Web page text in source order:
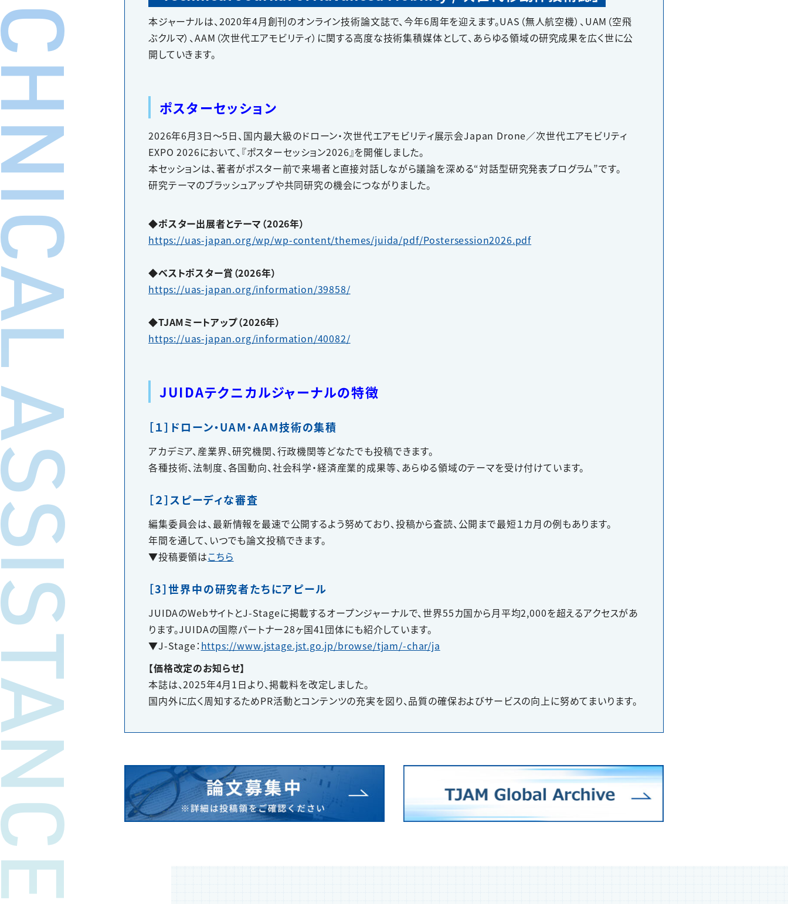
本ジャーナルは、2020年4月創刊のオンライン技術論文誌で、今年6周年を迎えます。UAS（無人航空機）、UAM（空飛
ぶクルマ）、AAM（次世代エアモビリティ）に関する高度な技術集積媒体として、あらゆる領域の研究成果を広く世に公
開していきます。
ポスターセッション
2026年6月3日〜5日、国内最大級のドローン・次世代エアモビリティ展示会Japan Drone／次世代エアモビリティ
EXPO 2026において、『ポスターセッション2026』を開催しました。
本セッションは、著者がポスター前で来場者と直接対話しながら議論を深める“対話型研究発表プログラム”です。
研究テーマのブラッシュアップや共同研究の機会につながりました。
◆ポスター出展者とテーマ（2026年）
https://uas-japan.org/wp/wp-content/themes/juida/pdf/Postersession2026.pdf
◆ベストポスター賞（2026年）
https://uas-japan.org/information/39858/
◆TJAMミートアップ（2026年）
https://uas-japan.org/information/40082/
JUIDAテクニカルジャーナルの特徴
［１］ドローン・UAM・AAM技術の集積
アカデミア、産業界、研究機関、行政機関等どなたでも投稿できます。
各種技術、法制度、各国動向、社会科学・経済産業的成果等、あらゆる領域のテーマを受け付けています。
［２］スピーディな審査
編集委員会は、最新情報を最速で公開するよう努めており、投稿から査読、公開まで最短１カ月の例もあります。
年間を通して、いつでも論文投稿できます。
▼投稿要領はこちら
［3］世界中の研究者たちにアピール
JUIDAのWebサイトとJ-Stageに掲載するオープンジャーナルで、世界55カ国から月平均2,000を超えるアクセスがあ
ります。JUIDAの国際パートナー28ヶ国41団体にも紹介しています。
▼J-Stage： https://www.jstage.jst.go.jp/browse/tjam/-char/ja
【価格改定のお知らせ】
本誌は、2025年4月1日より、掲載料を改定しました。
国内外に広く周知するためPR活動とコンテンツの充実を図り、品質の確保およびサービスの向上に努めてまいります。